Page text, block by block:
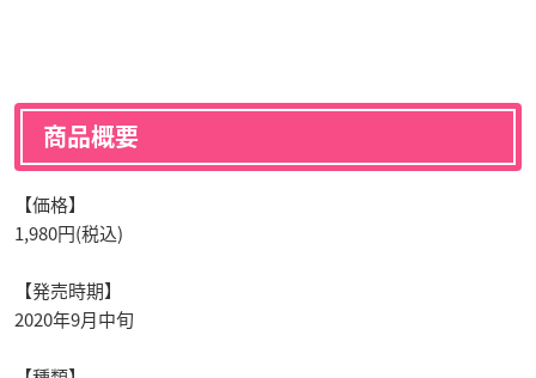
商品概要
【価格】
1,980円(税込)
【発売時期】
2020年9月中旬